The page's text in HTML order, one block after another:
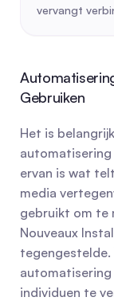
vervangt
Gebruiken
Het is
ervan is wat
media
gebruikt om te
Nouveaux
individuen te